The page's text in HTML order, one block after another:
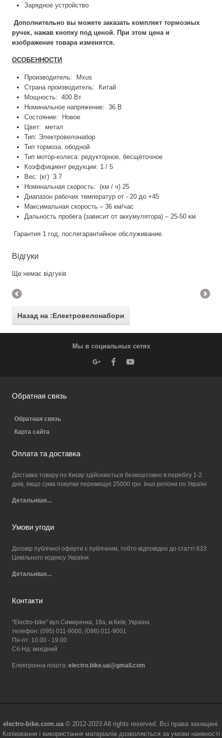
Зарядное устройство
Дополнительно вы можете заказать комплект тормозных
ручек, нажав кнопку под ценой. При этом цена и
изображение товара изменятся.
ОСОБЕННОСТИ
Производитель: Mxus
Страна производитель: Китай
Мощность: 400 Вт
Номинальное напряжение: 36 В
Состояние: Новое
Цвет: метал
Тип: Электровелонабор
Тип тормоза: ободной
Тип мотор-колеса: редукторное, бесщёточное
Коэффициент редукции: 1 / 5
Вес: (кг) 3.7
Номинальная скорость: (км / ч) 25
Диапазон рабочих температур от - 20 до +45
Максимальная скорость – 36 км/час
Дальность пробега (зависит от аккумулятора) – 25-50 км
Гарантия 1 год, послегарантийное обслуживание.
Відгуки
Ще немає відгуків
Назад на :Електровелонабори
Мы в социальных сетях
Обратная связь
Обратная связь
Карта сайта
Оплата та доставка
Доставка товару по Києву здійснюється безкоштовно в перебігу 1-2
днів, якщо сума покупки перевищує 25000 грн. Інші регіони по Україні
Детальніше...
Умови угоди
Договір публічної оферти є публічним, тобто відповідно до статті 633
Цивільного кодексу України.
Детальніше...
Контакти
"Electro-bike" вул.Симиренка, 16а, м.Київ, Україна
телефон: (095) 011-9000, (098) 011-9001
Пн-пт: 10.00 - 19.00
Сб-Нд: вихідний
Електронна пошта: electro.bike.ua@gmail.com
electro-bike.com.ua© 2012-2023 All rights reserved. Всі права захищені.
Копіювання і використання матеріалів дозволяється за умови наявності